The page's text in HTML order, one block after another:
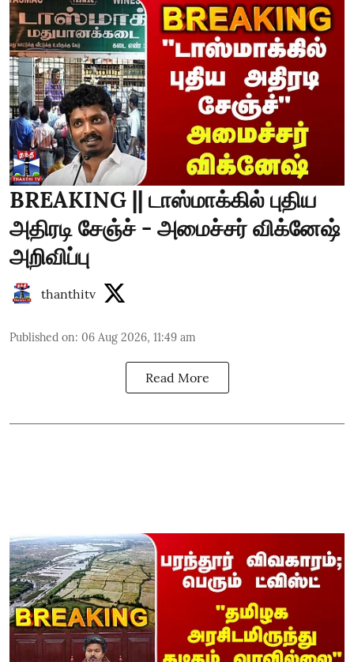
BREAKING || டாஸ்மாக்கில் புதிய
அதிரடி சேஞ்ச் - அமைச்சர் விக்னேஷ்
அறிவிப்பு
thanthitv
Published on: 06 Aug 2026, 11:49 am
Read More